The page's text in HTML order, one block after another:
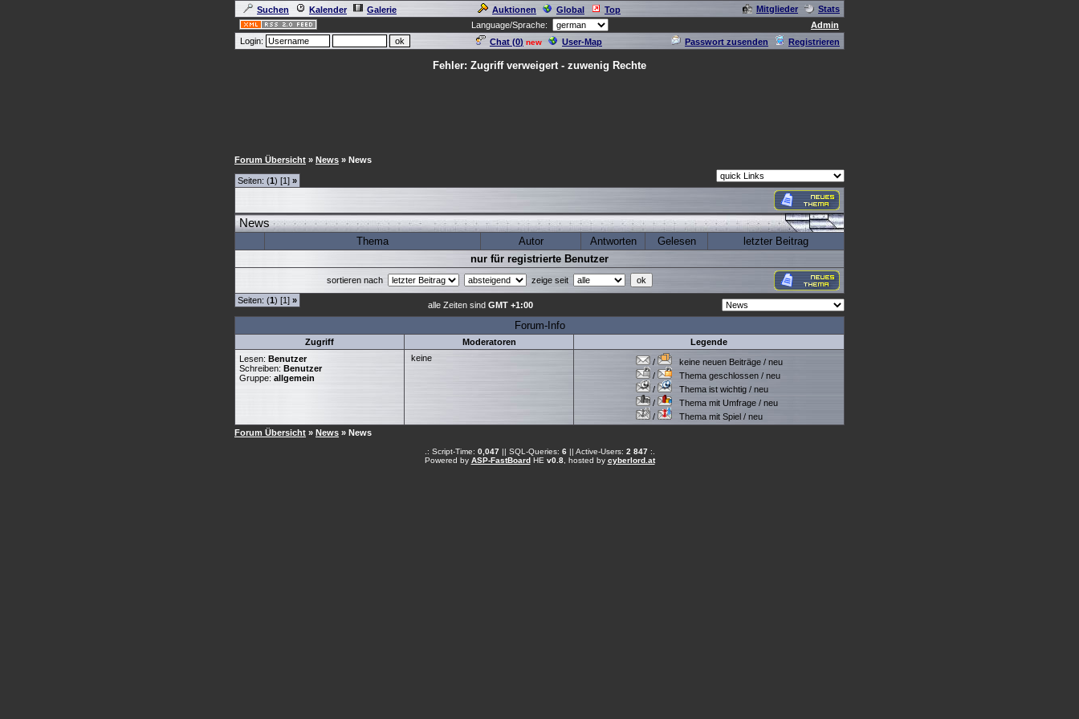
Suchen Kalender Galerie Auktionen Global Top Mitglieder
Stats
Language/Sprache:
Admin
Login:
Chat (0) new User-Map Passwort zusenden Registrieren
Fehler: Zugriff verweigert - zuwenig Rechte
Forum Übersicht » News » News
Seiten: (1) [1] »
News
Thema Autor Antworten Gelesen
letzter Beitrag
nur für registrierte Benutzer
sortieren nach zeige seit
Seiten: (1) [1] » alle Zeiten sind GMT +1:00
Forum-Info
Zugriff Moderatoren
Legende
Lesen: Benutzer
Schreiben: Benutzer
Gruppe: allgemein
keine /
keine neuen Beiträge / neu
/
Thema geschlossen / neu
/
Thema ist wichtig / neu
/
Thema mit Umfrage / neu
/
Thema mit Spiel / neu
Forum Übersicht » News » News
.: Script-Time: 0,047|| SQL-Queries: 6|| Active-Users: 2 847:.
Powered by ASP-FastBoardHE v0.8, hosted by cyberlord.at